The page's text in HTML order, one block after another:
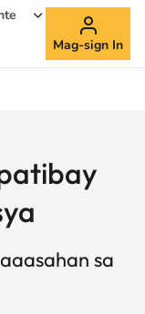
Mag-sign In
sa